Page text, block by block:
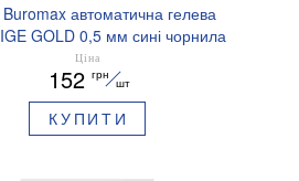
Buromax автоматична гелева
GOLD 0,5 мм сині чорнила
BM.83101
Ціна
152 грн
шт
КУПИТИ